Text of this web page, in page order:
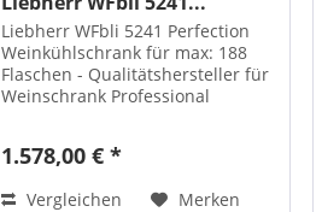
Liebherr WFbli 5241 Perfection
Weinkühlschrank für max: 188
Flaschen - Qualitätshersteller für
Weinschrank Professional
1.578,00 € *
Vergleichen Merken